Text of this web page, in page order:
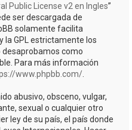
Public License v2 en Ingles”
ser descargada de
solamente facilita
la GPL estrictamente los
como
Para más información
www.phpbb.com/
abusivo, obsceno, vulgar,
sexual o cualquier otro
ley de su país, el país donde